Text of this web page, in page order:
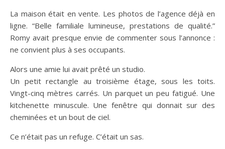
La maison était en vente. Les photos de l’agence déjà en
ligne. “Belle familiale lumineuse, prestations de qualité.”
Romy avait presque envie de commenter sous l’annonce :
ne convient plus à ses occupants.
Alors une amie lui avait prêté un studio.
Un petit rectangle au troisième étage, sous les toits.
Vingt-cinq mètres carrés. Un parquet un peu fatigué. Une
kitchenette minuscule. Une fenêtre qui donnait sur des
cheminées et un bout de ciel.
Ce n’était pas un refuge. C’était un sas.